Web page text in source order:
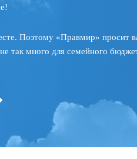
Поэтому «Правмир» просит
так много для семейного